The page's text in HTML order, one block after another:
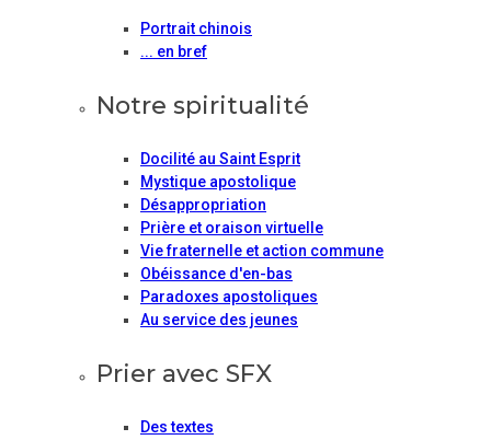
Portrait chinois
... en bref
Notre spiritualité
Docilité au Saint Esprit
Mystique apostolique
Désappropriation
Prière et oraison virtuelle
Vie fraternelle et action commune
Obéissance d'en-bas
Paradoxes apostoliques
Au service des jeunes
Prier avec SFX
Des textes